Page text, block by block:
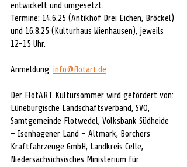
entwickelt und umgesetzt.
Termine: 14.6.25 (Antikhof Drei Eichen, Bröckel)
und 16.8.25 (Kulturhaus Wienhausen), jeweils
12-15 Uhr.
Anmeldung: info@flotart.de
Der FlotART Kultursommer wird gefördert von:
Lüneburgische Landschaftsverband, SVO,
Samtgemeinde Flotwedel, Volksbank Südheide
– Isenhagener Land – Altmark, Borchers
Kraftfahrzeuge GmbH, Landkreis Celle,
Niedersächsichsisches Ministerium für